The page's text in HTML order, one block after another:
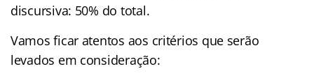
discursiva: 50% do total.
Vamos ficar atentos aos critérios que serão
levados em consideração: